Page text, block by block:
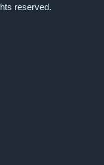
reserved.